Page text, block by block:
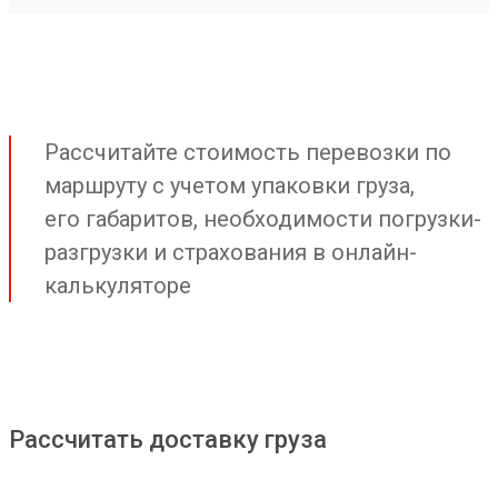
Рассчитайте стоимость перевозки по
маршруту с учетом упаковки груза,
его габаритов, необходимости погрузки-
разгрузки и страхования в онлайн-
калькуляторе
Рассчитать доставку груза